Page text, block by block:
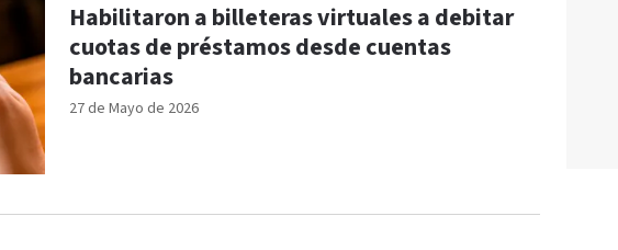
27 de Mayo de 2026
Habilitaron a billeteras virtuales a debitar
cuotas de préstamos desde cuentas
bancarias